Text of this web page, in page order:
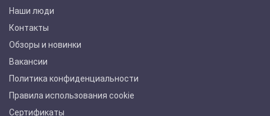
Наши люди
Контакты
Обзоры и новинки
Вакансии
Политика конфиденциальности
Правила использования cookie
Сертификаты